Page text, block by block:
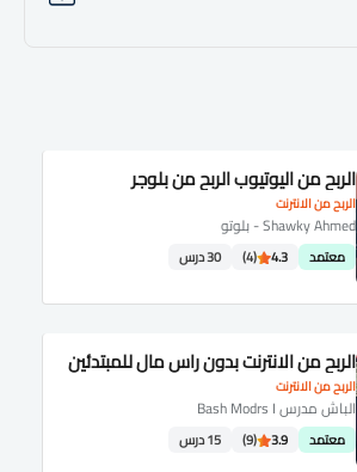
الربح من الانترنت
الربح من اليوتيوب الربح من بلوجر
Shawky Ahmed - بلوتو
معتمد 4.3
(4) 30 درس
الربح من الانترنت
الربح من الانترنت بدون راس مال للمبتدئين
الباش مدرس Bash Modrs I
معتمد 3.9
(9) 15 درس